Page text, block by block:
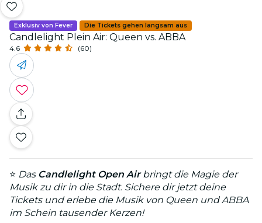
Exklusiv von Fever Die Tickets gehen langsam aus
Candlelight Plein Air: Queen vs. ABBA
4.6 (60)
⭐ Das Candlelight Open Airbringt die Magie der
Musik zu dir in die Stadt. Sichere dir jetzt deine
Tickets und erlebe die Musik von Queen und ABBA
im Schein tausender Kerzen!